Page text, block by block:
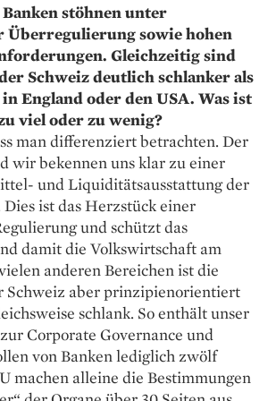
stöhnen unter
sowie hohen
Gleichzeitig sind
Schweiz deutlich schlanker als
England oder den USA. Was ist
viel oder zu wenig?
man differen­ziert betrachten. Der
wir bekennen uns klar zu einer
und Liquiditätsausstattung der
ist das Herzstück einer
und schützt das
damit die Volkswirtschaft am
anderen Bereichen ist die
Schweiz aber prinzipienorientiert
schlank. So enthält unser
Corporate Governance und
von Banken lediglich zwölf
machen alleine die Bestimmungen